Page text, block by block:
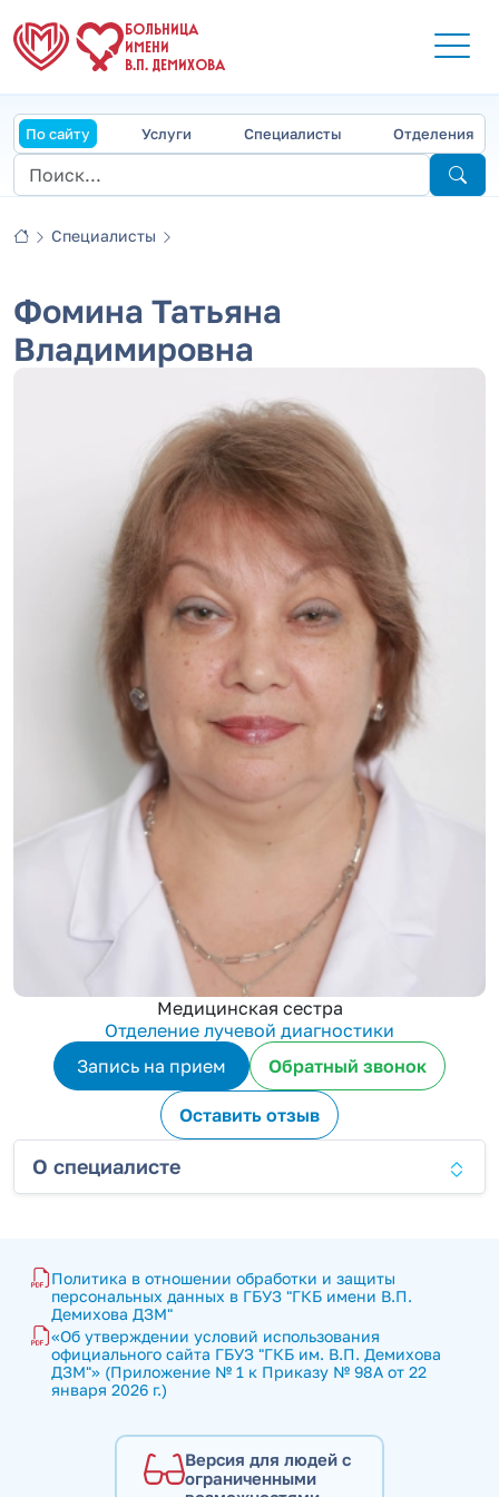
БОЛЬНИЦА
ИМЕНИ
В.П. ДЕМИХОВА
По сайту Услуги Специалисты Отделения
Специалисты
Фомина Татьяна
Владимировна
Медицинская сестра
Отделение лучевой диагностики
Запись на прием
Обратный звонок
Оставить отзыв
О специалисте
Политика в отношении обработки и защиты
персональных данных в ГБУЗ "ГКБ имени В.П.
Демихова ДЗМ"
«Об утверждении условий использования
официального сайта ГБУЗ "ГКБ им. В.П. Демихова
ДЗМ"» (Приложение № 1 к Приказу № 98А от 22
января 2026 г.)
Версия для людей с
ограниченными